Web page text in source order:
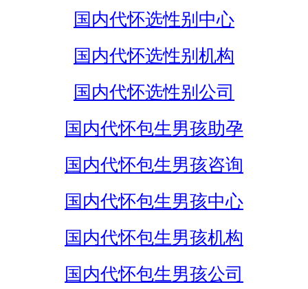
国内代怀选性别中心
国内代怀选性别机构
国内代怀选性别公司
国内代怀包生男孩助孕
国内代怀包生男孩咨询
国内代怀包生男孩中心
国内代怀包生男孩机构
国内代怀包生男孩公司